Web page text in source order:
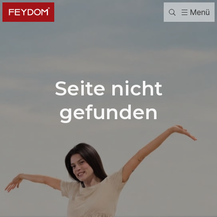
Menü
Seite nicht
gefunden